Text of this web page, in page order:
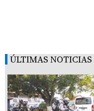
ÚLTIMAS NOTICIAS